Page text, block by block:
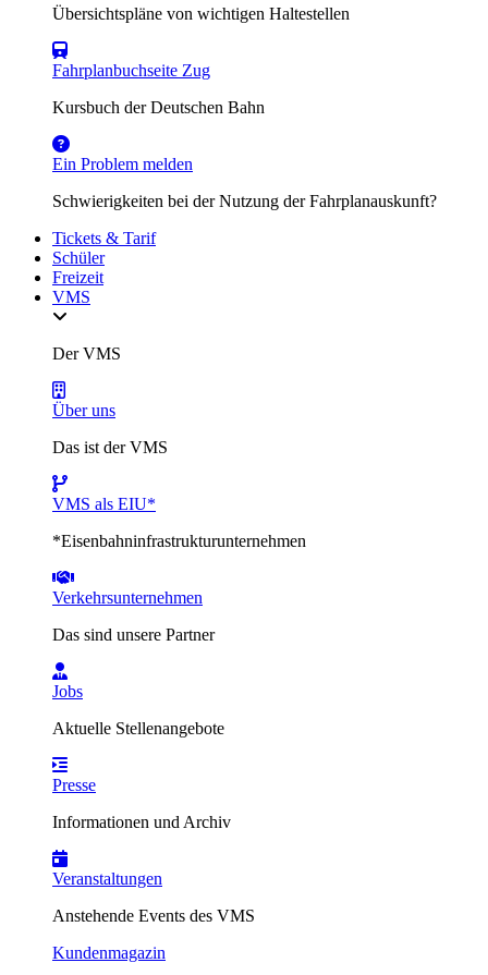
Übersichtspläne von wichtigen Haltestellen
Fahrplanbuchseite Zug
Kursbuch der Deutschen Bahn
Ein Problem melden
Schwierigkeiten bei der Nutzung der Fahrplanauskunft?
Tickets & Tarif
Schüler
Freizeit
VMS
Der VMS
Über uns
Das ist der VMS
VMS als EIU*
*Eisenbahninfrastrukturunternehmen
Verkehrsunternehmen
Das sind unsere Partner
Jobs
Aktuelle Stellenangebote
Presse
Informationen und Archiv
Veranstaltungen
Anstehende Events des VMS
Kundenmagazin